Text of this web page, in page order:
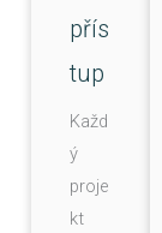
přís
tup
Každ
ý
proje
kt